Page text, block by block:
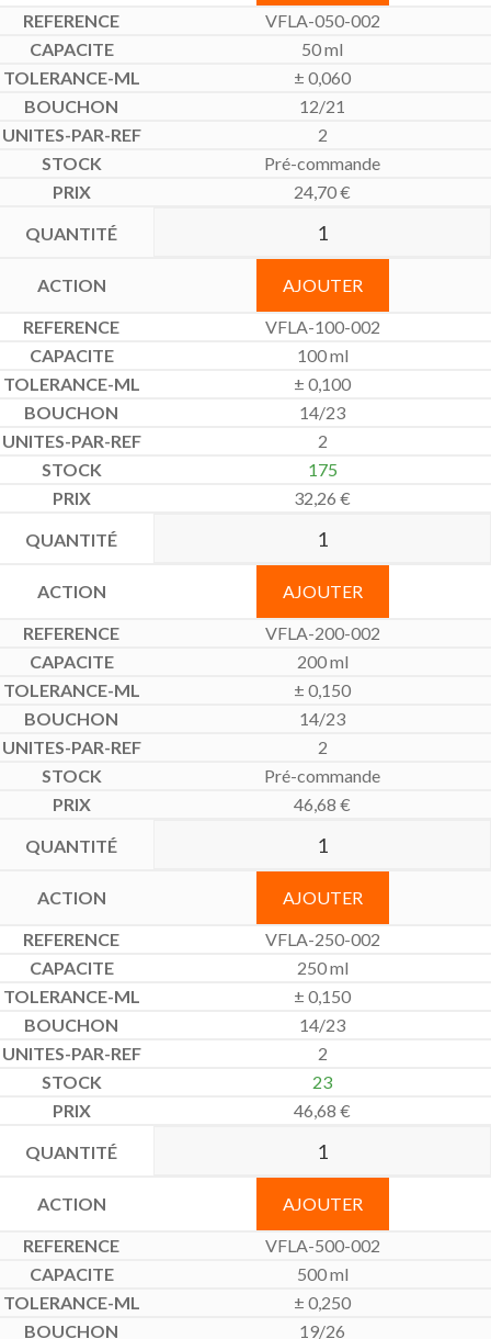
VFLA-050-002
50 ml
± 0,060
12/21
2
Pré-commande
24,70€
AJOUTER
VFLA-100-002
100 ml
± 0,100
14/23
2
175
32,26 €
AJOUTER
VFLA-200-002
200 ml
± 0,150
14/23
2
Pré-commande
46,68 €
AJOUTER
VFLA-250-002
250 ml
± 0,150
14/23
2
23
46,68 €
AJOUTER
VFLA-500-002
500 ml
± 0,250
19/26